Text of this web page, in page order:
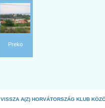
Preko
VISSZA A(Z) HORVÁTORSZÁG KLUB